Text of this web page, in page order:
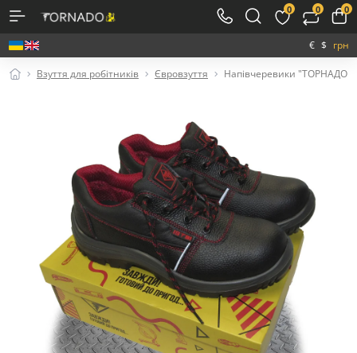
0 0 0
€ $ грн
Взуття для робітників Євровзуття Напівчеревики "ТОРНАДО"